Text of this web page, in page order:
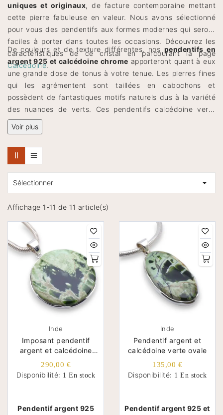
uniques et originaux, de facture contemporaine mettant
cette pierre fabuleuse en valeur. Nous avons sélectionné
pour vous des pendentifs aux formes modernes qui seront
faciles à porter dans toutes les occasions. Découvrez les
caractéristiques de ce cristal en parcourant la page
Calcédoine.
De couleurs et de texture différentes, nos pendentifs en
argent 925 et calcédoine chrome apporteront quant à eux
une grande dose de tonus à votre tenue. Les pierres fines
qui les agrémentent sont taillées en cabochons et
possèdent de fantastiques motifs naturels dus à la variété
des nuances de verts. Ces pendentifs calcédoine verte
seront parfaits pour la saison printanière et estivale mais
n'hésitez pas à les porter l'hiver pour vous réconforter et
vous dynamiser.
Voir plus
Sélectionner 
Affichage 1-11 de 11 article(s)
Inde
Imposant pendentif
argent et calcédoine
verte ronde
290,00 €
Disponibilité: 1 En stock
Pendentif argent 925
Inde
Pendentif argent et
calcédoine verte ovale
135,00 €
Disponibilité: 1 En stock
Pendentif argent 925 et